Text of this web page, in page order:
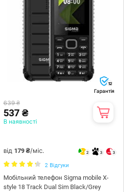
12
Гарантія
639 ₴
537 ₴
В наявності
від 179 ₴/міс. 2 3 3
2 Відгуки
Мобiльний телефон Sigma mobile X-
style 18 Track Dual Sim Black/Grey